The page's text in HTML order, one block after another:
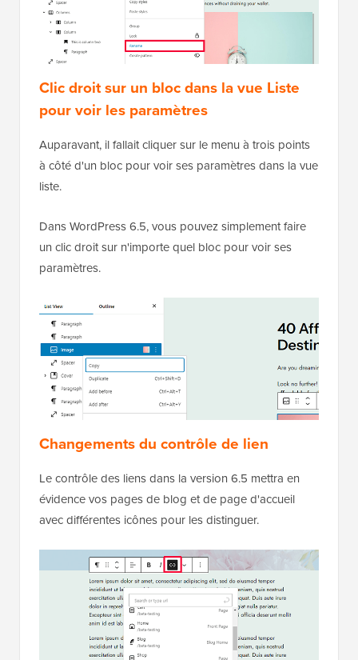
Clic droit sur un bloc dans la vue Liste
pour voir les paramètres
Auparavant, il fallait cliquer sur le menu à trois points
à côté d'un bloc pour voir ses paramètres dans la vue
liste.
Dans WordPress 6.5, vous pouvez simplement faire
un clic droit sur n'importe quel bloc pour voir ses
paramètres.
Changements du contrôle de lien
Le contrôle des liens dans la version 6.5 mettra en
évidence vos pages de blog et de page d'accueil
avec différentes icônes pour les distinguer.